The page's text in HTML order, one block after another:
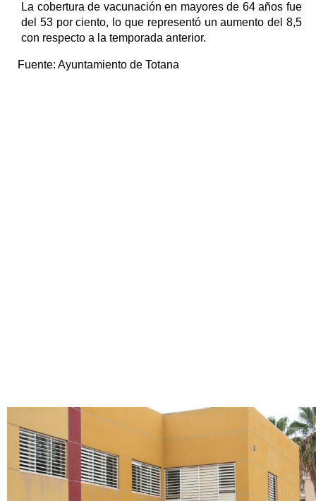
La cobertura de vacunación en mayores de 64 años fue
del 53 por ciento, lo que representó un aumento del 8,5
con respecto a la temporada anterior.
Fuente: Ayuntamiento de Totana